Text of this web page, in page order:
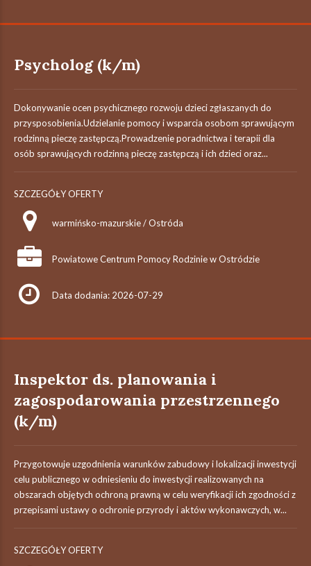
Psycholog (k/m)
Dokonywanie ocen psychicznego rozwoju dzieci zgłaszanych do
przysposobienia.Udzielanie pomocy i wsparcia osobom sprawującym
rodzinną pieczę zastępczą.Prowadzenie poradnictwa i terapii dla
osób sprawujących rodzinną pieczę zastępczą i ich dzieci oraz...
SZCZEGÓŁY OFERTY
warmińsko-mazurskie / Ostróda
Powiatowe Centrum Pomocy Rodzinie w Ostródzie
Data dodania: 2026-07-29
Inspektor ds. planowania i
zagospodarowania przestrzennego
(k/m)
Przygotowuje uzgodnienia warunków zabudowy i lokalizacji inwestycji
celu publicznego w odniesieniu do inwestycji realizowanych na
obszarach objętych ochroną prawną w celu weryfikacji ich zgodności z
przepisami ustawy o ochronie przyrody i aktów wykonawczych, w...
SZCZEGÓŁY OFERTY